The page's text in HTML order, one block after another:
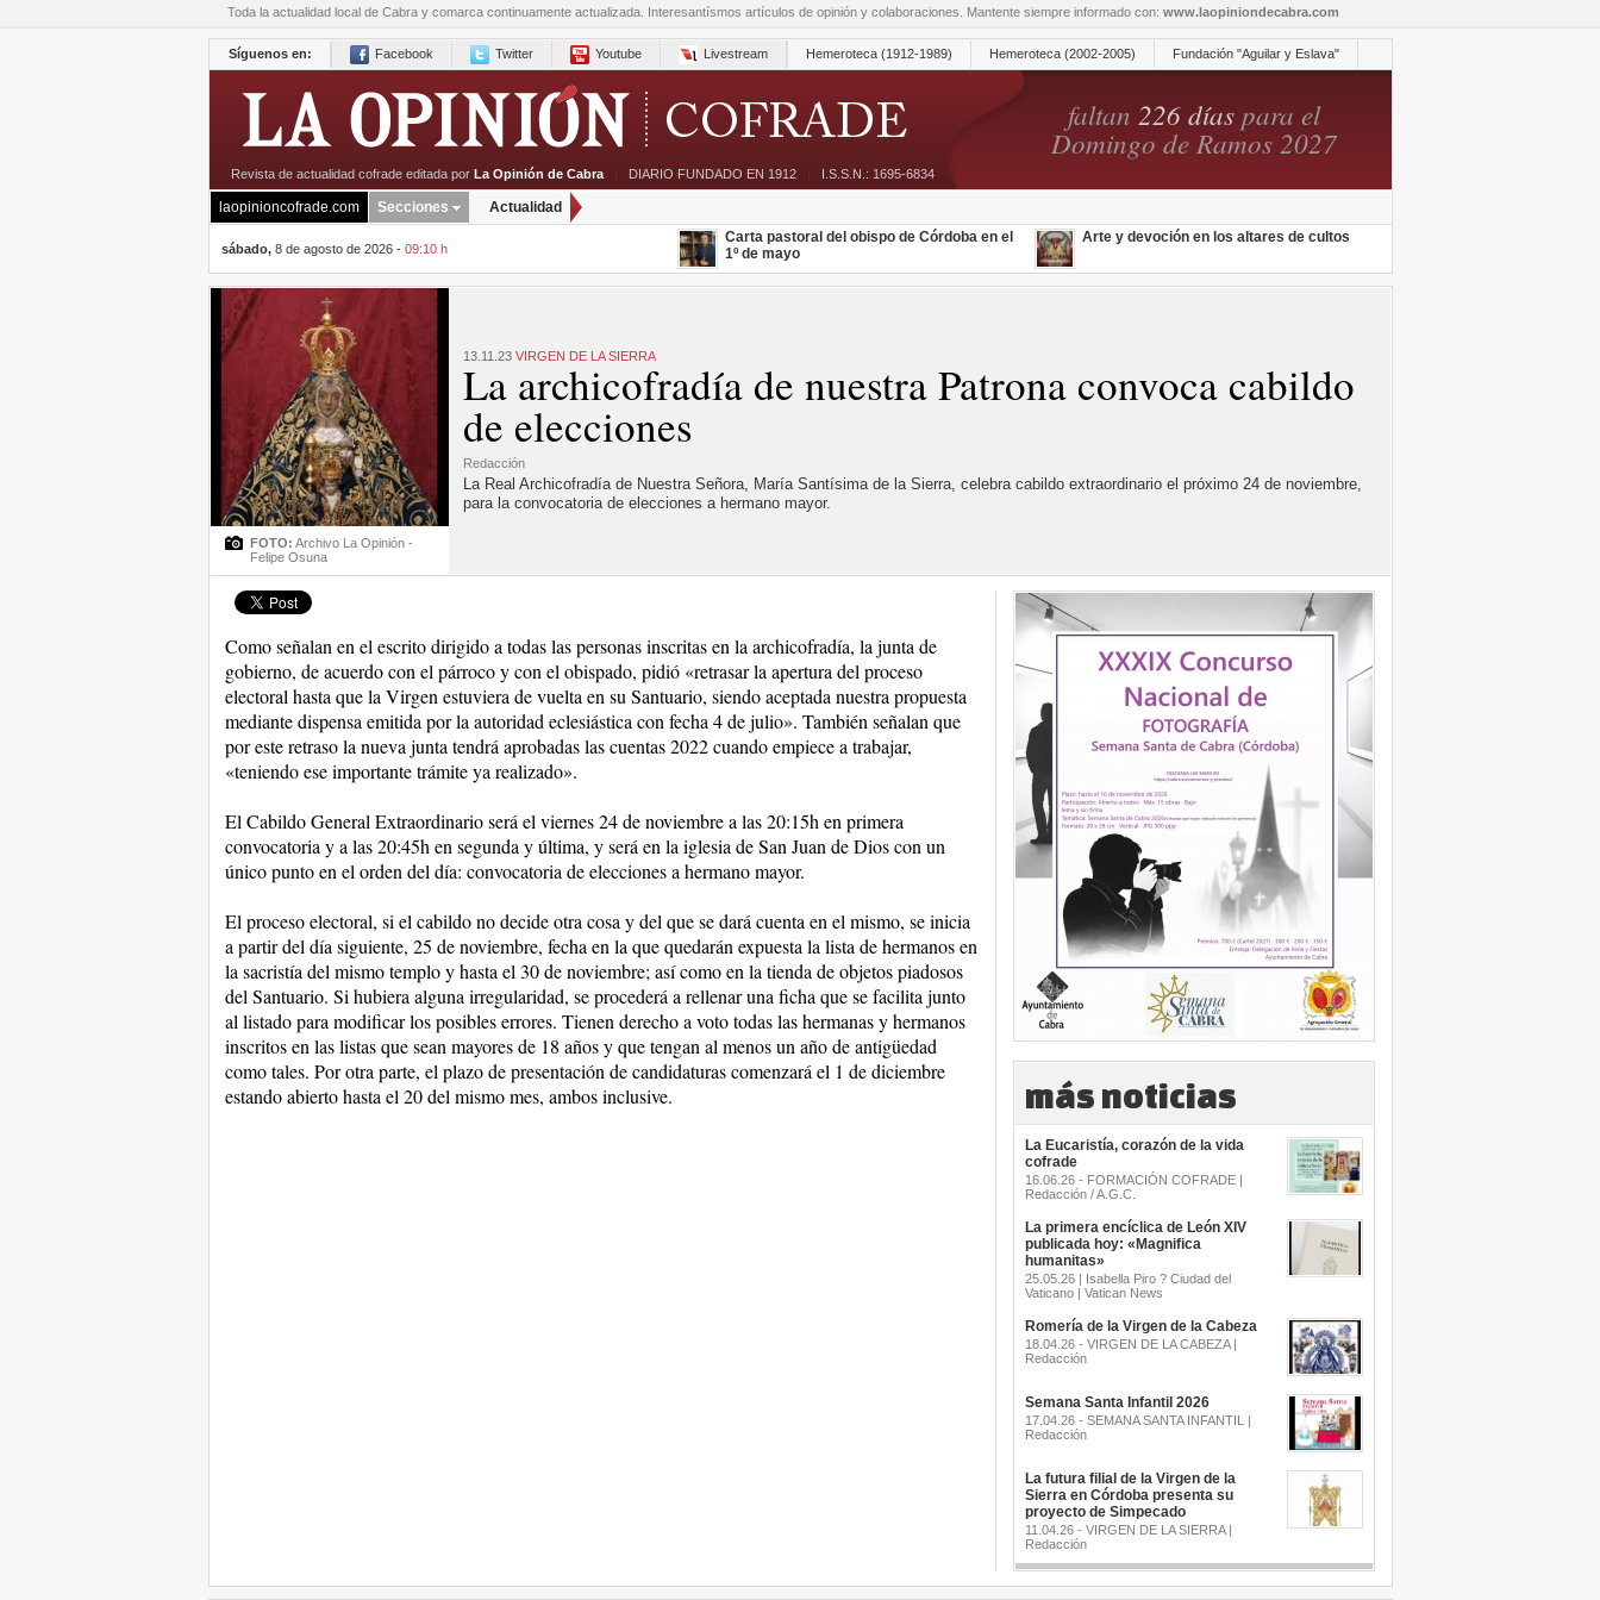
Toda la actualidad local de Cabra y comarca continuamente actualizada. Interesantísmos artículos de opinión y colaboraciones. Mantente siempre informado con: www.laopiniondecabra.com
Síguenos en: Facebook Twitter Youtube Livestream Hemeroteca (1912-1989) Hemeroteca (2002-2005) Fundación "Aguilar y Eslava"
faltan 226 díaspara el
Domingo de Ramos 2027
Revista de actualidad cofrade editada por La Opinión de Cabra | DIARIO FUNDADO EN 1912 | I.S.S.N.: 1695-6834
laopinioncofrade.com Secciones Actualidad
sábado,8 de agosto de 2026 - 09:10 h
Carta pastoral del obispo de Córdoba en el
1º de mayo
Arte y devoción en los altares de cultos
FOTO: Archivo La Opinión -
Felipe Osuna
13.11.23 VIRGEN DE LA SIERRA
La archicofradía de nuestra Patrona convoca cabildo
de elecciones
Redacción
La Real Archicofradía de Nuestra Señora, María Santísima de la Sierra, celebra cabildo extraordinario el próximo 24 de noviembre,
para la convocatoria de elecciones a hermano mayor.
Como señalan en el escrito dirigido a todas las personas inscritas en la archicofradía, la junta de
gobierno, de acuerdo con el párroco y con el obispado, pidió «retrasar la apertura del proceso
electoral hasta que la Virgen estuviera de vuelta en su Santuario, siendo aceptada nuestra propuesta
mediante dispensa emitida por la autoridad eclesiástica con fecha 4 de julio». También señalan que
por este retraso la nueva junta tendrá aprobadas las cuentas 2022 cuando empiece a trabajar,
«teniendo ese importante trámite ya realizado».
El Cabildo General Extraordinario será el viernes 24 de noviembre a las 20:15h en primera
convocatoria y a las 20:45h en segunda y última, y será en la iglesia de San Juan de Dios con un
único punto en el orden del día: convocatoria de elecciones a hermano mayor.
El proceso electoral, si el cabildo no decide otra cosa y del que se dará cuenta en el mismo, se inicia
a partir del día siguiente, 25 de noviembre, fecha en la que quedarán expuesta la lista de hermanos en
la sacristía del mismo templo y hasta el 30 de noviembre; así como en la tienda de objetos piadosos
del Santuario. Si hubiera alguna irregularidad, se procederá a rellenar una ficha que se facilita junto
al listado para modificar los posibles errores. Tienen derecho a voto todas las hermanas y hermanos
inscritos en las listas que sean mayores de 18 años y que tengan al menos un año de antigüedad
como tales. Por otra parte, el plazo de presentación de candidaturas comenzará el 1 de diciembre
estando abierto hasta el 20 del mismo mes, ambos inclusive.
más noticias
La Eucaristía, corazón de la vida
cofrade
16.06.26 - FORMACIÓN COFRADE |
Redacción / A.G.C.
La primera encíclica de León XIV
publicada hoy: «Magnifica
humanitas»
25.05.26 | Isabella Piro ? Ciudad del
Vaticano | Vatican News
Romería de la Virgen de la Cabeza
18.04.26 - VIRGEN DE LA CABEZA |
Redacción
Semana Santa Infantil 2026
17.04.26 - SEMANA SANTA INFANTIL |
Redacción
La futura filial de la Virgen de la
Sierra en Córdoba presenta su
proyecto de Simpecado
11.04.26 - VIRGEN DE LA SIERRA |
Redacción